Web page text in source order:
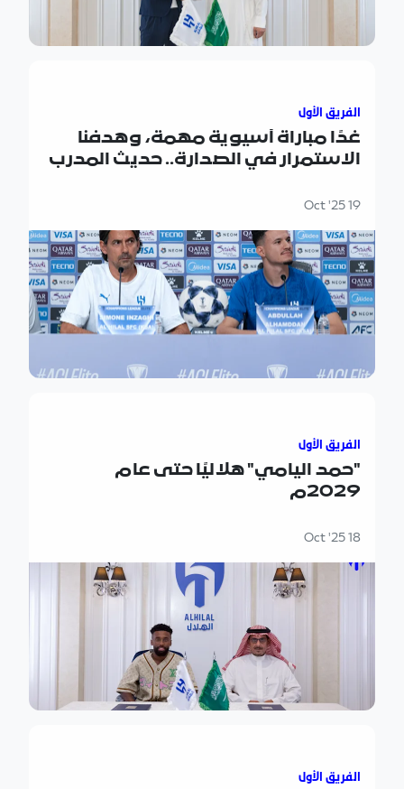
الفريق الأول
غدًا مباراة آسيوية مهمة، وهدفنا
الاستمرار في الصدارة.. حديث المدرب
19 Oct '25
الفريق الأول
"حمد اليامي" هلاليًا حتى عام
2029م
18 Oct '25
الفريق الأول